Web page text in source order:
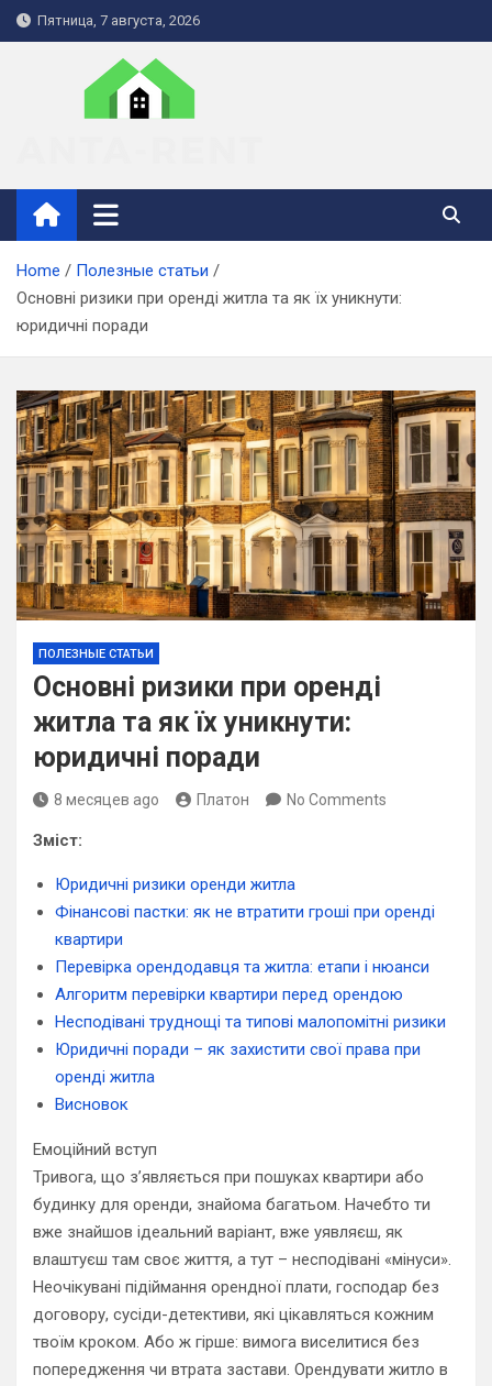
Skip
to
Пятница, 7 августа, 2026
anta-rent.kiev.ua
Home
Полезные статьи
Основні ризики при оренді житла та як їх уникнути:
юридичні поради
ПОЛЕЗНЫЕ СТАТЬИ
Основні ризики при оренді
житла та як їх уникнути:
юридичні поради
8 месяцев ago Платон No Comments
Зміст:
Юридичні ризики оренди житла
Фінансові пастки: як не втратити гроші при оренді
квартири
Перевірка орендодавця та житла: етапи і нюанси
Алгоритм перевірки квартири перед орендою
Несподівані труднощі та типові малопомітні ризики
Юридичні поради – як захистити свої права при
оренді житла
Висновок
Емоційний вступ
Тривога, що з’являється при пошуках квартири або
будинку для оренди, знайома багатьом. Начебто ти
вже знайшов ідеальний варіант, вже уявляєш, як
влаштуєш там своє життя, а тут – несподівані «мінуси».
Неочікувані підіймання орендної плати, господар без
договору, сусіди-детективи, які цікавляться кожним
твоїм кроком. Або ж гірше: вимога виселитися без
попередження чи втрата застави. Орендувати житло в